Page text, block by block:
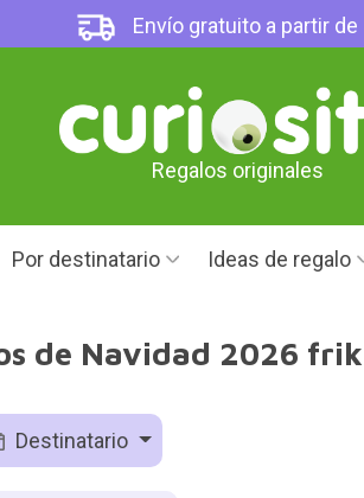
Envío gratuito a partir de
Regalos originales
Por destinatario Ideas de regalo
de Navidad 2026
Destinatario